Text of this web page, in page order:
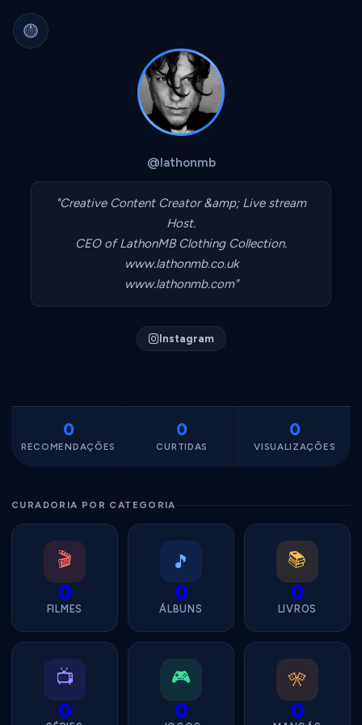
Arquivo Cultural Permanente
Filmes, álbuns, livros e
séries guardados para sempre.
Sua curadoria pode
migrar para qualquer plataforma.
Exportável, interoperável,
@lathonmb
"Creative Content Creator &amp; Live stream
Host.
CEO of LathonMB Clothing Collection.
www.lathonmb.co.uk
www.lathonmb.com"
Instagram
0
RECOMENDAÇÕES
0
CURTIDAS
0
VISUALIZAÇÕES
CURADORIA POR CATEGORIA
🎬
0
FILMES
🎵
0
ÁLBUNS
📚
0
LIVROS
📺
0
🎮
0
🎌
0